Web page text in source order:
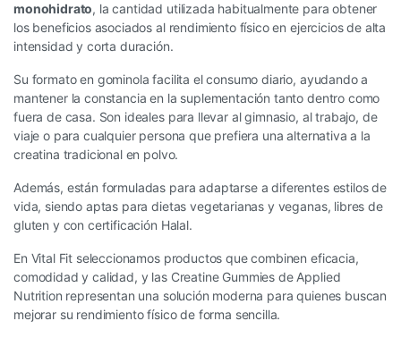
monohidrato, la cantidad utilizada habitualmente para obtener
los beneficios asociados al rendimiento físico en ejercicios de alta
intensidad y corta duración.
Su formato en gominola facilita el consumo diario, ayudando a
mantener la constancia en la suplementación tanto dentro como
fuera de casa. Son ideales para llevar al gimnasio, al trabajo, de
viaje o para cualquier persona que prefiera una alternativa a la
creatina tradicional en polvo.
Además, están formuladas para adaptarse a diferentes estilos de
vida, siendo aptas para dietas vegetarianas y veganas, libres de
gluten y con certificación Halal.
En Vital Fit seleccionamos productos que combinen eficacia,
comodidad y calidad, y las Creatine Gummies de Applied
Nutrition representan una solución moderna para quienes buscan
mejorar su rendimiento físico de forma sencilla.